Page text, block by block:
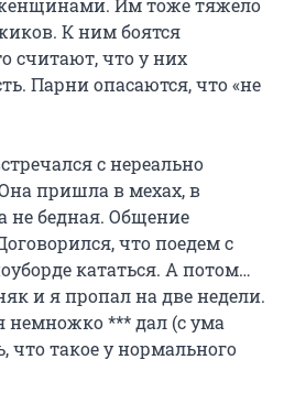
К ним боятся
считают, что у них
Парни опасаются, что «не
с нереально
пришла в мехах, в
не бедная. Общение
что поедем с
кататься. А потом…
и я пропал на две недели.
немножко *** дал (с ума
что такое у нормального